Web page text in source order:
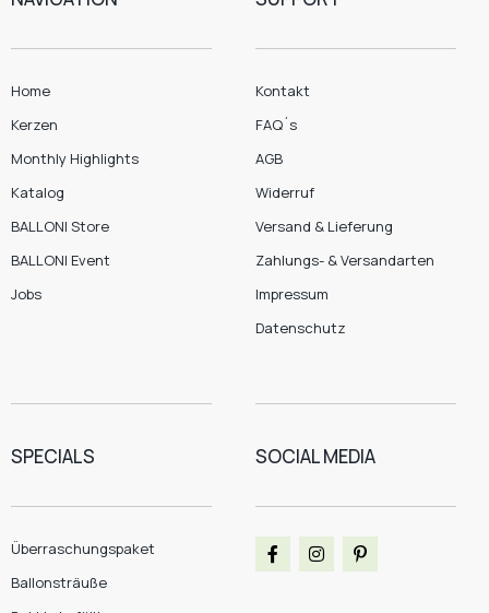
Home
Kerzen
Monthly Highlights
Katalog
BALLONI Store
BALLONI Event
Jobs
Kontakt
FAQ´s
AGB
Widerruf
Versand & Lieferung
Zahlungs- & Versandarten
Impressum
Datenschutz
SPECIALS
Überraschungspaket
Ballonsträuße
SOCIAL MEDIA